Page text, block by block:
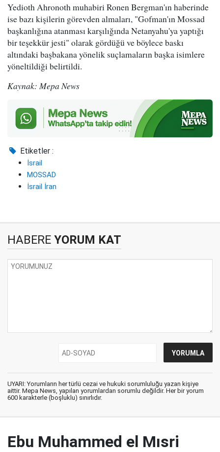
Yedioth Ahronoth muhabiri Ronen Bergman'ın haberinde
ise bazı kişilerin görevden almaları, "Gofman'ın Mossad
başkanlığına atanması karşılığında Netanyahu'ya yaptığı
bir teşekkür jesti" olarak gördüğü ve böylece baskı
altındaki başbakana yönelik suçlamaların başka isimlere
yöneltildiği belirtildi.
Kaynak: Mepa News
Etiketler :
İsrail
MOSSAD
İsrail İran
HABERE YORUM KAT
UYARI: Yorumların her türlü cezai ve hukuki sorumluluğu yazan kişiye
aittir. Mepa News, yapılan yorumlardan sorumlu değildir. Her bir yorum
600 karakterle (boşluklu) sınırlıdır.
Ebu Muhammed el Mısri